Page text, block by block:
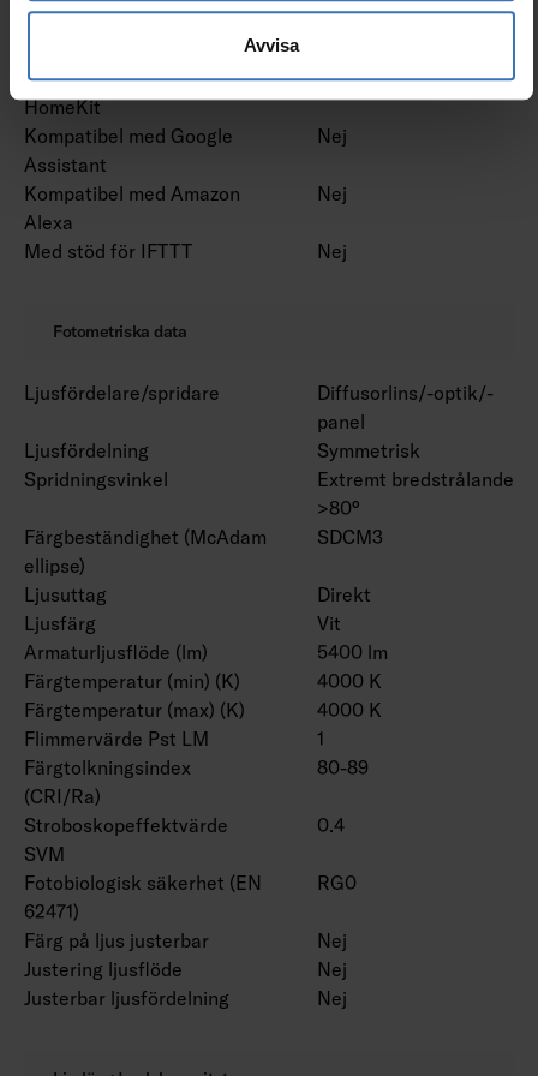
Avvisa
Bluetoothstyrd
Nej
Kompatibel med Casambi
Kompatibel med Apple
HomeKit
Nej
Kompatibel med Google
Assistant
Nej
Kompatibel med Amazon
Alexa
Nej
Med stöd för IFTTT Nej
Fotometriska data
Ljusfördelare/spridare
Diffusorlins/-optik/-
panel
Ljusfördelning
Symmetrisk
Spridningsvinkel
Extremt bredstrålande
>80°
Färgbeständighet (McAdam
ellipse)
SDCM3
Ljusuttag
Direkt
Ljusfärg
Vit
Armaturljusflöde (lm)
5400 lm
Färgtemperatur (min) (K)
4000 K
Färgtemperatur (max) (K)
4000 K
Flimmervärde Pst LM
1
Färgtolkningsindex
(CRI/Ra)
80-89
Stroboskopeffektvärde
SVM
0.4
Fotobiologisk säkerhet (EN
62471)
RG0
Färg på ljus justerbar
Nej
Justering ljusflöde
Nej
Justerbar ljusfördelning
Nej